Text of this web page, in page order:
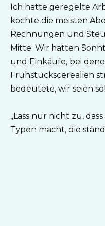
Ich hatte geregelte
kochte die meisten
Rechnungen und
Mitte. Wir hatten
und Einkäufe, bei
Frühstückscerealien
bedeutete, wir seien
„Lass nur nicht zu,
Typen macht, die